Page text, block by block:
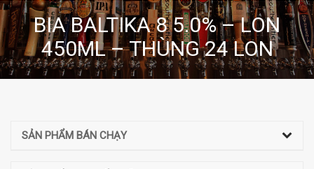
BIA BALTIKA 8 5.0% – LON
450ML – THÙNG 24 LON
SẢN PHẨM BÁN CHẠY